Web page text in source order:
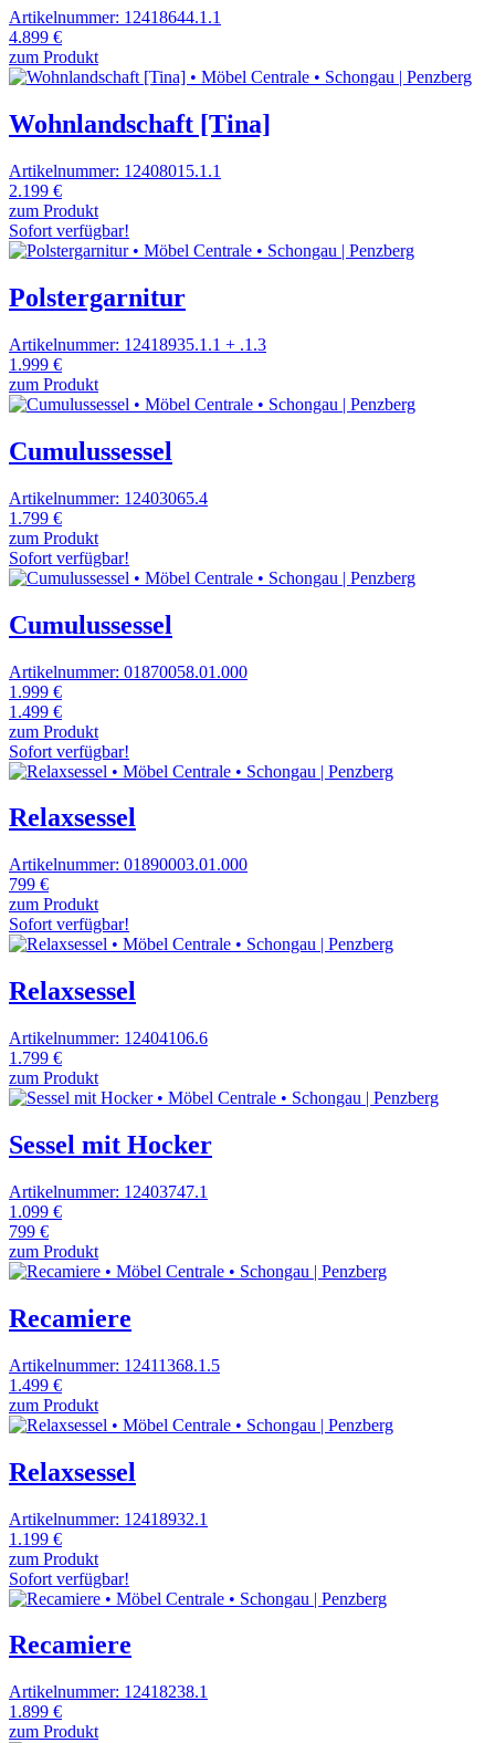
Artikelnummer: 12418644.1.1
4.899 €
zum Produkt
Wohnlandschaft [Tina]
Artikelnummer: 12408015.1.1
2.199 €
zum Produkt
Sofort verfügbar!
Polstergarnitur
Artikelnummer: 12418935.1.1 + .1.3
1.999 €
zum Produkt
Cumulussessel
Artikelnummer: 12403065.4
1.799 €
zum Produkt
Sofort verfügbar!
Cumulussessel
Artikelnummer: 01870058.01.000
1.999 €
1.499 €
zum Produkt
Sofort verfügbar!
Relaxsessel
Artikelnummer: 01890003.01.000
799 €
zum Produkt
Sofort verfügbar!
Relaxsessel
Artikelnummer: 12404106.6
1.799 €
zum Produkt
Sessel mit Hocker
Artikelnummer: 12403747.1
1.099 €
799 €
zum Produkt
Recamiere
Artikelnummer: 12411368.1.5
1.499 €
zum Produkt
Relaxsessel
Artikelnummer: 12418932.1
1.199 €
zum Produkt
Sofort verfügbar!
Recamiere
Artikelnummer: 12418238.1
1.899 €
zum Produkt